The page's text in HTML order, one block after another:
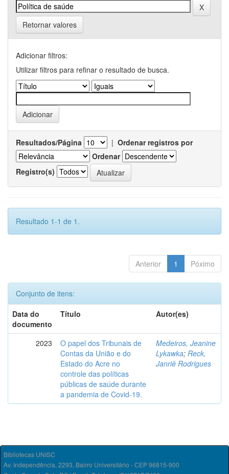
Retornar valores
Adicionar filtros:
Utilizar filtros para refinar o resultado de busca.
Resultados/Página | Ordenar registros por
Ordenar
Registro(s)
Resultado 1-1 de 1.
Anterior 1 Póximo
Conjunto de itens:
Data do
documento
Título Autor(es)
2023
O papel dos Tribunais de
Contas da União e do
Estado do Acre no
controle das políticas
públicas de saúde durante
a pandemia de Covid-19.
Medeiros, Jeanine
Lykawka; Reck,
Janriê Rodrigues
Bibliotecas UNISC
Av. Independência, 2293, Bairro Universitário - CEP 96815-900